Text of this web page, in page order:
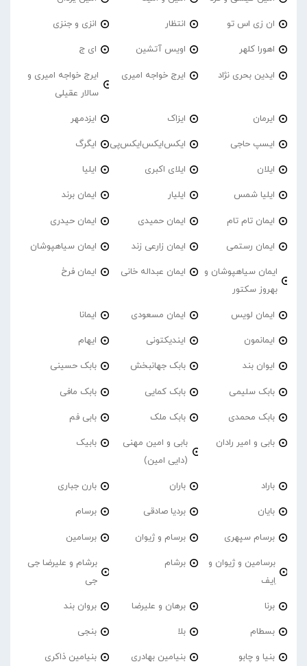
ان زی اس تو انتظار انزی و جنزی
اهورا کلهر اویس آتشین ای ج
ایدین بحری نژاد ایرج خواجه امیری
ایرج خواجه امیری و
سالار عقیلی
ایرمان ایزاک ایزدمهر
ایسپ حاجی ایکس‌ایکس‌ایکس‌پی ایگرگ
ایلان ایلای اکبری ایلیا
ایلیا شمس ایلیار ایمان برند
ایمان تام تام ایمان حمیدی ایمان حیدری
ایمان رستمی ایمان زارعی زند ایمان سیاهپوشان
ایمان سیاهپوشان و
بهروز سکتور
ایمان عبداله خانی ایمان فرخ
ایمان لویس ایمان مسعودی ایمانا
ایمانمون ایندیکتونی ایهام
ایوان بند بابک جهانبخش بابک حسینی
بابک سلیمی بابک کمایی بابک مافی
بابک محمدی بابک ملک بابی فم
بابی و امیر رادان
بابی و امین مهنی
(دایی امین)
بابیک
باراد باران بارن جباری
بایان بردیا صادقی برسام
برسام سپهری برسام و ژیوان برسامین
برسامین و ژیوان و
اِیف
برشام
برشام و علیرضا جی
جی
برنا برهان و علیرضا بروان بند
بسطام بلا بنجی
بنیا و چابو بنیامین بهادری بنیامین ذاکری